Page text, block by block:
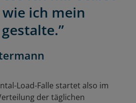
ich mein
Load-Falle startet also im
der täglichen